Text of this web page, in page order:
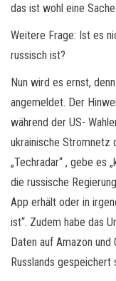
das ist wohl eine
Weitere Frage: Ist es
russisch ist?
Nun wird es ernst,
angemeldet. Der
während der US-
ukrainische Stromnetz
„Techradar“ , gebe es
die russische
App erhält oder in
ist“. Zudem habe das
Daten auf Amazon und
Russlands gespeichert